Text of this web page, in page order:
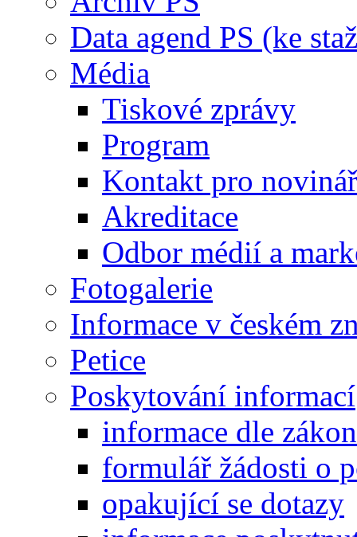
Data agend PS (ke
Média
Tiskové zprávy
Program
Kontakt pro
Akreditace
Odbor médií a
Fotogalerie
Informace v českém
Petice
Poskytování informací
informace dle
formulář žádosti o
opakující se dotazy